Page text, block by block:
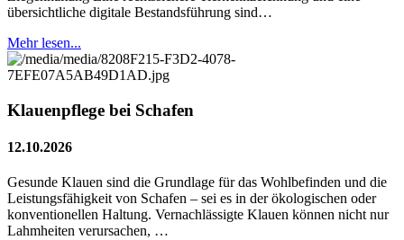
übersichtliche digitale Bestandsführung sind…
Mehr lesen...
Klauenpflege bei Schafen
12.10.2026
Gesunde Klauen sind die Grundlage für das Wohlbefinden und die
Leistungsfähigkeit von Schafen – sei es in der ökologischen oder
konventionellen Haltung. Vernachlässigte Klauen können nicht nur
Lahmheiten verursachen, …